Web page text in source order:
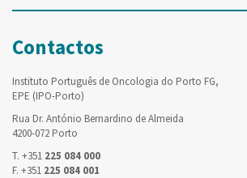
Contactos
Instituto Português de Oncologia do Porto FG,
EPE (IPO-Porto)
Rua Dr. António Bernardino de Almeida
4200-072 Porto
T. +351 225 084 000
F. +351 225 084 001